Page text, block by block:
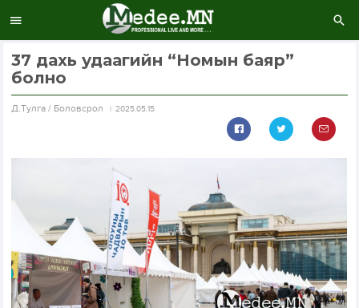
37 дахь удаагийн “Номын баяр”
болно
Д.Тулга / Боловсрол 2025.05.15